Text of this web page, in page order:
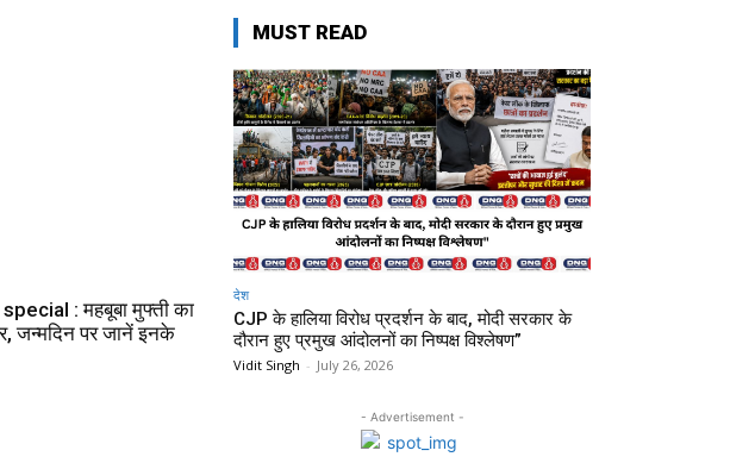
: महबूबा मुफ्ती का
जन्मदिन पर जानें इनके
MUST READ
देश
CJP के हालिया विरोध प्रदर्शन के बाद, मोदी सरकार के
दौरान हुए प्रमुख आंदोलनों का निष्पक्ष विश्लेषण”
Vidit Singh - July 26, 2026
- Advertisement -